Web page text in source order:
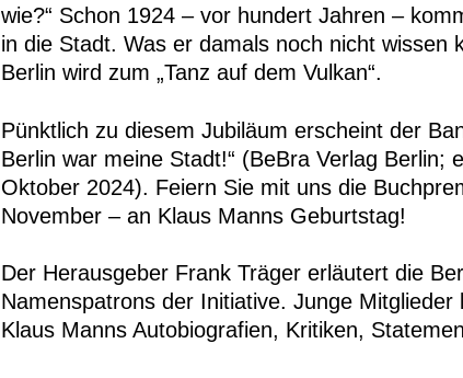
wie?“ Schon 1924 – vor hundert Jahren –
in die Stadt. Was er damals noch nicht wissen
Berlin wird zum „Tanz auf dem Vulkan“.
Pünktlich zu diesem Jubiläum erscheint der
Berlin war meine Stadt!“ (BeBra Verlag Berlin;
Oktober 2024). Feiern Sie mit uns die
November – an Klaus Manns Geburtstag!
Der Herausgeber Frank Träger erläutert die
Namenspatrons der Initiative. Junge Mitglieder
Klaus Manns Autobiografien, Kritiken,